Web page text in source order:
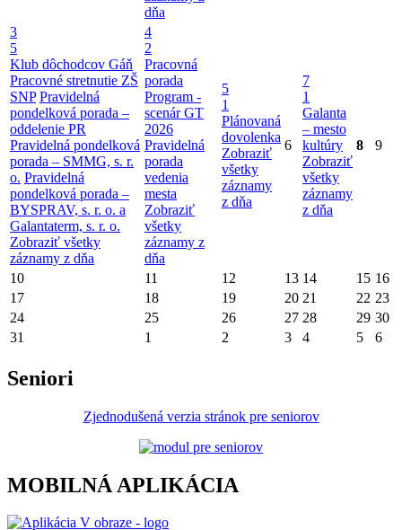
dňa
3
5
Klub dôchodcov Gáň
Pracovné stretnutie ZŠ
SNP Pravidelná
pondelková porada –
oddelenie PR
Pravidelná pondelková
porada – SMMG, s. r.
o. Pravidelná
pondelková porada –
BYSPRAV, s. r. o. a
Galantaterm, s. r. o.
Zobraziť všetky
záznamy z dňa
4
2
Pracovná
porada
Program -
scenár GT
2026
Pravidelná
porada
vedenia
mesta
Zobraziť
všetky
záznamy z
dňa
5
1
Plánovaná
dovolenka
Zobraziť
všetky
záznamy
z dňa
6
7
1
Galanta
– mesto
kultúry
Zobraziť
všetky
záznamy
z dňa
8 9
10 11 12 13 14 15 16
17
18 19 20 21 22 23
24
25 26 27 28 29 30
31
1 2 3 4 5 6
Seniori
Zjednodušená verzia stránok pre seniorov
MOBILNÁ APLIKÁCIA